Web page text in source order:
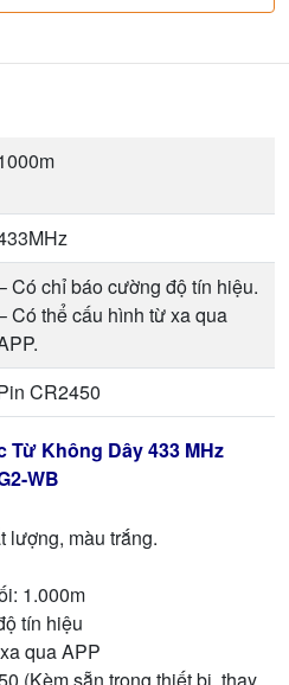
Từ Không Dây 433 MHz
WB
lượng, màu trắng.
1.000m
tín hiệu
qua APP
(Kèm sẵn trong thiết bị, thay
Có chỉ báo cường độ tín hiệu.
Có thể cấu hình từ xa qua
CR2450